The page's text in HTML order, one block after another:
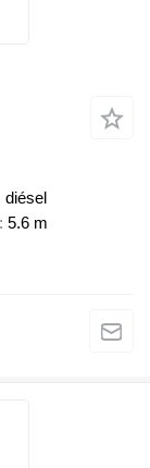
diésel
5.6 m